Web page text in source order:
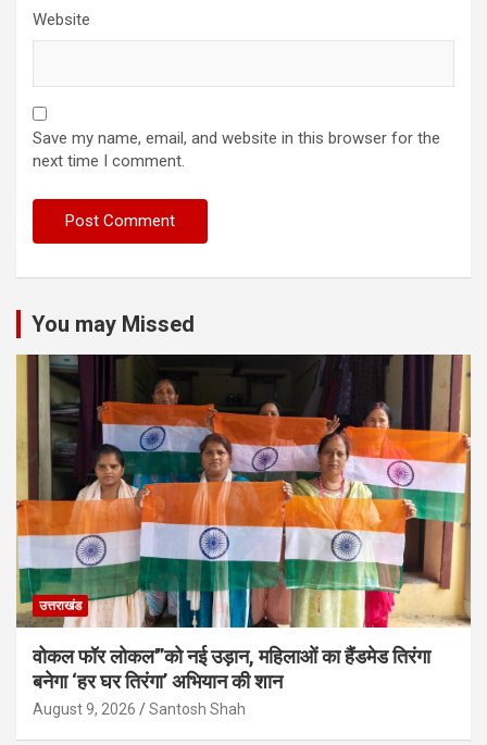
Website
Save my name, email, and website in this browser for the
next time I comment.
You may Missed
उत्तराखंड
वोकल फॉर लोकल'”को नई उड़ान, महिलाओं का हैंडमेड तिरंगा
बनेगा ‘हर घर तिरंगा’ अभियान की शान
August 9, 2026 Santosh Shah